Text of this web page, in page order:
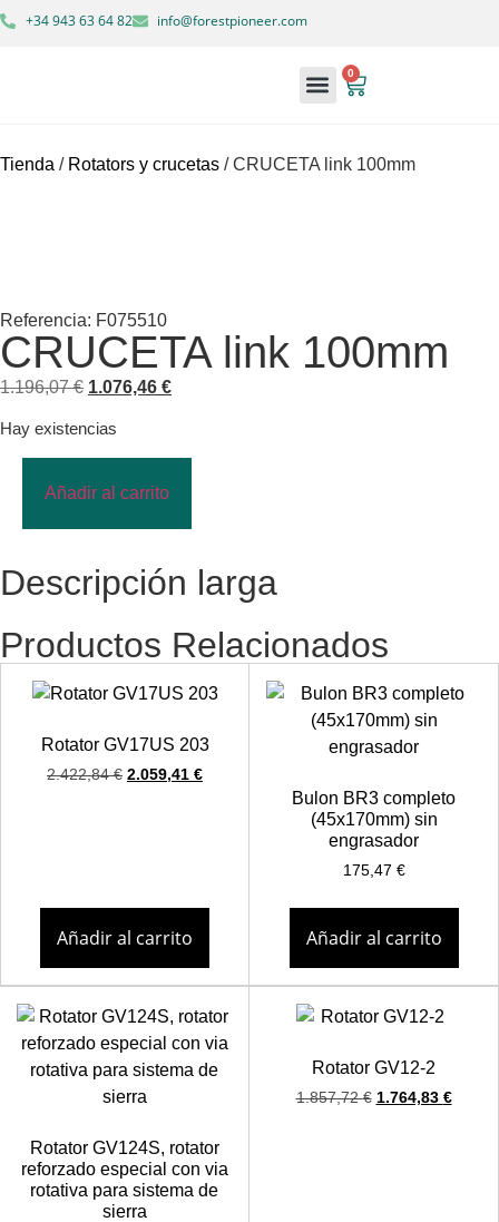
+34 943 63 64 82 info@forestpioneer.com
0
Tienda / Rotators y crucetas / CRUCETA link 100mm
Referencia: F075510
CRUCETA link 100mm
1.196,07€ 1.076,46 €
Hay existencias
Añadir al carrito
Descripción larga
Productos Relacionados
Rotator GV17US 203
2.422,84€ 2.059,41 €
Añadir al carrito
Bulon BR3 completo
(45x170mm) sin
engrasador
175,47 €
Añadir al carrito
Rotator GV124S, rotator
reforzado especial con via
rotativa para sistema de
sierra
Rotator GV12-2
1.857,72€ 1.764,83 €